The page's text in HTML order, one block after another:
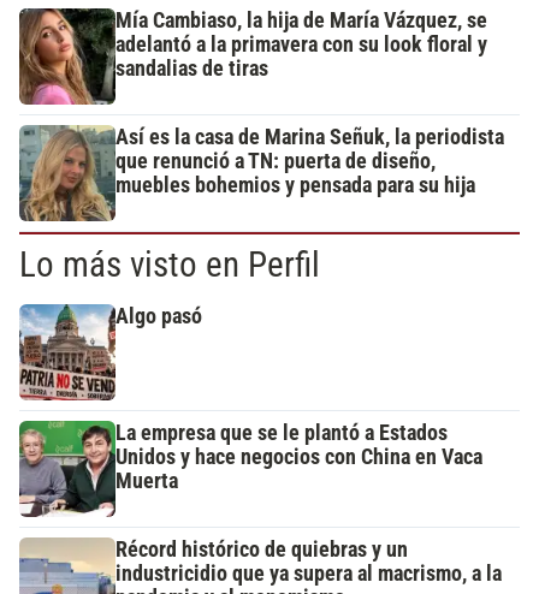
Mía Cambiaso, la hija de María Vázquez, se
adelantó a la primavera con su look floral y
sandalias de tiras
Así es la casa de Marina Señuk, la periodista
que renunció a TN: puerta de diseño,
muebles bohemios y pensada para su hija
Lo más visto en Perfil
Algo pasó
La empresa que se le plantó a Estados
Unidos y hace negocios con China en Vaca
Muerta
Récord histórico de quiebras y un
industricidio que ya supera al macrismo, a la